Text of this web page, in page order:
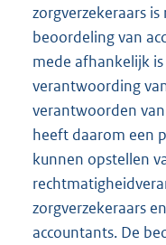
zorgverzekeraars
beoordeling van
mede afhankelijk
verantwoording
verantwoorden
heeft daarom een
kunnen opstellen
zorgverzekeraars
accountants. De